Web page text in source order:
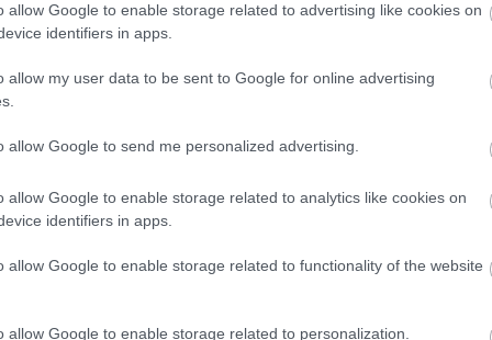
allow Google to enable storage related to advertising like cookies on
identifiers in apps.
allow my user data to be sent to Google for online advertising
allow Google to send me personalized advertising.
allow Google to enable storage related to analytics like cookies on
identifiers in apps.
allow Google to enable storage related to functionality of the website
allow Google to enable storage related to personalization.
is kell adni számára! Hajoljunk le hozzá,
akkor is, ha így viselkedik. Tudassuk vele, hogy
de mi vele vagyunk és segítünk. Amikor
alatt a szülőket is mérlegre teszi, mennyire
foglalkozunk vele és kifejezzük
neki abban, hogy megfelelően tudja kezelni az